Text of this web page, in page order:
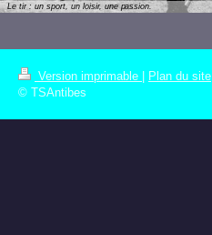
Le tir : un sport, un loisir, une passion.
Version imprimable
Plan du site
© TSAntibes